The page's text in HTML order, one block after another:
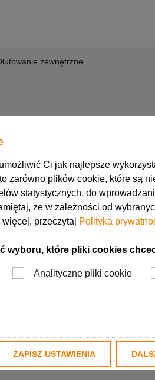
Ci jak najlepsze
zarówno plików cookie, które są
statystycznych, do
że w zależności od
przeczytaj Polityka
wyboru, które pliki cookies
Analityczne pliki cookie
ZAPISZ USTAWIENIA
zewnętrzne
dodatkowej maszynie
maszynach